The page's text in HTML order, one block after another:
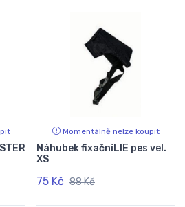
Momentálně nelze koupit
Náhubek fixačníLIE pes vel.
XS
75 Kč 88 Kč